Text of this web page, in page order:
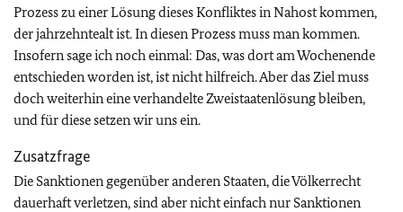
Prozess zu einer Lösung dieses Konfliktes in Nahost kommen,
der jahrzehntealt ist. In diesen Prozess muss man kommen.
Insofern sage ich noch einmal: Das, was dort am Wochenende
entschieden worden ist, ist nicht hilfreich. Aber das Ziel muss
doch weiterhin eine verhandelte Zweistaatenlösung bleiben,
und für diese setzen wir uns ein.
Zusatzfrage
Die Sanktionen gegenüber anderen Staaten, die Völkerrecht
dauerhaft verletzen, sind aber nicht einfach nur Sanktionen